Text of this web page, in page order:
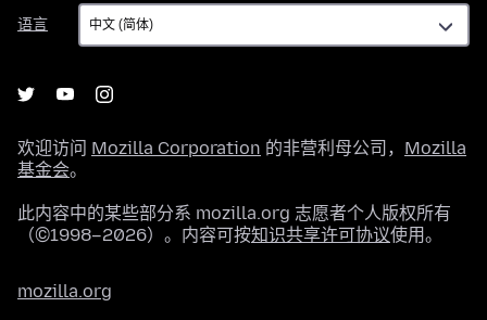
语言
语
言
欢迎访问 Mozilla Corporation 的非营利母公司， Mozilla
基金会。
此内容中的某些部分系 mozilla.org 志愿者个人版权所有
（©1998–2026）。内容可按知识共享许可协议使用。
mozilla.org